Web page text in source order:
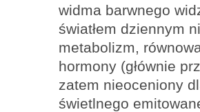
widma barwnego
światłem dziennym
metabolizm,
hormony (głównie
zatem nieoceniony
świetlnego